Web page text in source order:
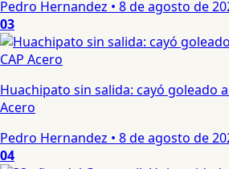
Pedro Hernandez • 8 de agosto de
03
Huachipato sin salida: cayó goleado
Acero
Pedro Hernandez • 8 de agosto de
04